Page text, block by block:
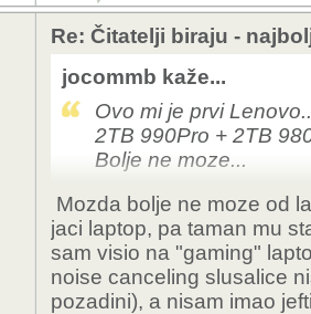
Re: Čitatelji biraju -
jocommb kaže...
Ovo mi je prvi
2TB 990Pro + 2TB
Bolje ne moze...
Mozda bolje ne moze od
jaci laptop, pa taman mu
sam visio na "gaming"
noise canceling slusalice
pozadini), a nisam imao